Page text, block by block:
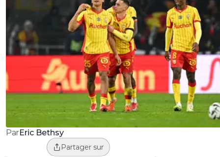
ParEric Bethsy
Partager sur